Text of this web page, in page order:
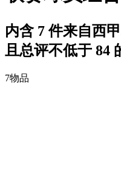
内含 7 件来自西
且总评不低于 84
7物品